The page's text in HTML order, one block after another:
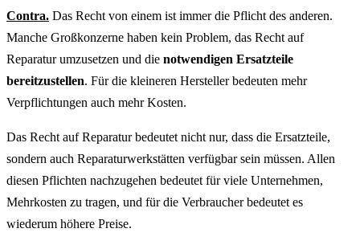
Contra. Das Recht von einem ist immer die Pflicht des anderen.
Manche Großkonzerne haben kein Problem, das Recht auf
Reparatur umzusetzen und die notwendigen Ersatzteile
bereitzustellen. Für die kleineren Hersteller bedeuten mehr
Verpflichtungen auch mehr Kosten.
Das Recht auf Reparatur bedeutet nicht nur, dass die Ersatzteile,
sondern auch Reparaturwerkstätten verfügbar sein müssen. Allen
diesen Pflichten nachzugehen bedeutet für viele Unternehmen,
Mehrkosten zu tragen, und für die Verbraucher bedeutet es
wiederum höhere Preise.